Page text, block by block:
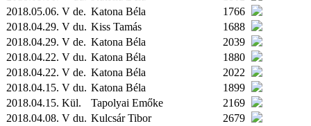
2018.05.06. V de. Katona Béla
1766
2018.04.29. V du. Kiss Tamás
1688
2018.04.29. V de. Katona Béla
2039
2018.04.22. V du. Katona Béla
1880
2018.04.22. V de. Katona Béla
2022
2018.04.15. V du. Katona Béla
1899
2018.04.15. Kül. Tapolyai Emőke
2169
2018.04.08. V du. Kulcsár Tibor
2679